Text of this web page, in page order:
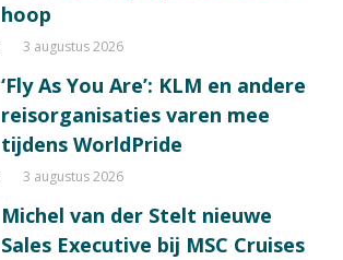
hoop
3 augustus 2026
‘Fly As You Are’: KLM en andere
reisorganisaties varen mee
tijdens WorldPride
3 augustus 2026
Michel van der Stelt nieuwe
Sales Executive bij MSC Cruises